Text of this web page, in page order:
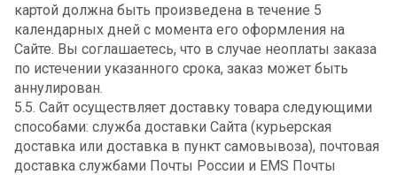
картой должна быть произведена в течение 5
календарных дней с момента его оформления на
Сайте. Вы соглашаетесь, что в случае неоплаты заказа
по истечении указанного срока, заказ может быть
аннулирован.
5.5. Сайт осуществляет доставку товара следующими
способами: служба доставки Сайта (курьерская
доставка или доставка в пункт самовывоза), почтовая
доставка службами Почты России и EMS Почты